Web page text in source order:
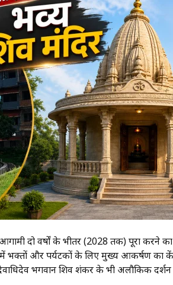
दो वर्षों के भीतर (2028 तक) पूरा करने
भक्तों और पर्यटकों के लिए मुख्य आकर्षण का
भगवान शिव शंकर के भी अलौकिक दर्शन